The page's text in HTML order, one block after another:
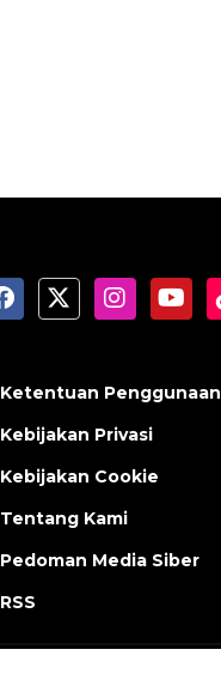
Ketentuan Penggunaan
Kebijakan Privasi
Kebijakan Cookie
Tentang Kami
Pedoman Media Siber
RSS